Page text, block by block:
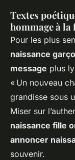
Textes
hommage à
Pour les plus
naissance
message plus
« Un nouveau
grandisse sous
Miser sur
naissance fille
annoncer
souvenir.